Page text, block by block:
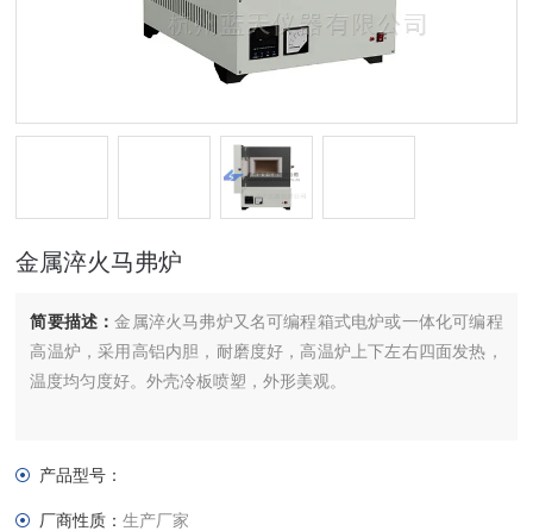
金属淬火马弗炉
简要描述：金属淬火马弗炉又名可编程箱式电炉或一体化可编程
高温炉，采用高铝内胆，耐磨度好，高温炉上下左右四面发热，
温度均匀度好。外壳冷板喷塑，外形美观。
产品型号：
厂商性质：生产厂家